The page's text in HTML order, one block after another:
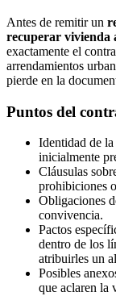
Antes de remitir un
recuperar vivienda
exactamente el
arrendamientos
pierde en la
Puntos del
Identidad de
inicialmente
Cláusulas
prohibiciones
Obligaciones
convivencia.
Pactos
dentro de los
atribuirles un
Posibles
que aclaren la